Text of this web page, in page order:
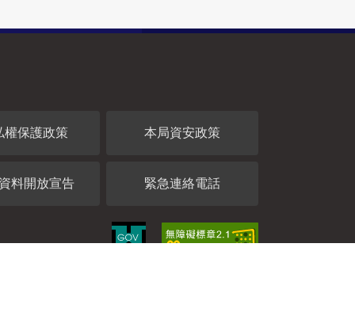
權保護政策 本局資安政策
料開放宣告 緊急連絡電話